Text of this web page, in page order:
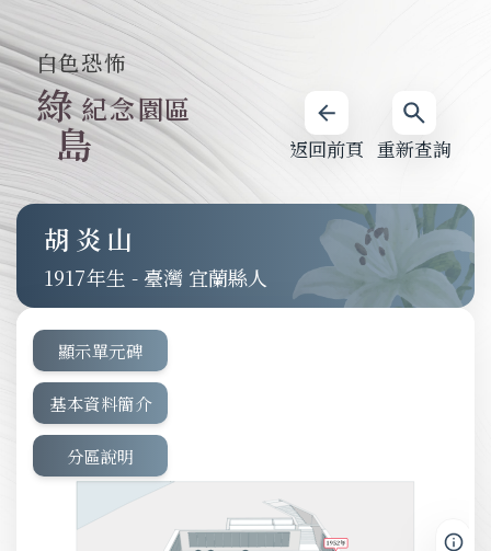
重新查詢
返回前頁
白色恐怖
綠
島
紀念園區
胡炎山
1917 - 臺灣 宜蘭縣人
顯示單元碑
基本資料簡介
分區說明